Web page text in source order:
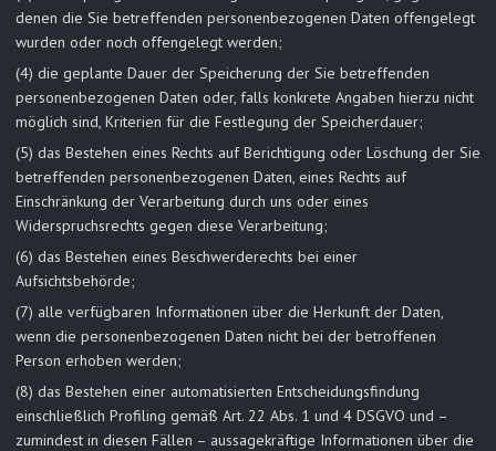
denen die Sie betreffenden personenbezogenen Daten offengelegt
wurden oder noch offengelegt werden;
(4) die geplante Dauer der Speicherung der Sie betreffenden
personenbezogenen Daten oder, falls konkrete Angaben hierzu nicht
möglich sind, Kriterien für die Festlegung der Speicherdauer;
(5) das Bestehen eines Rechts auf Berichtigung oder Löschung der Sie
betreffenden personenbezogenen Daten, eines Rechts auf
Einschränkung der Verarbeitung durch uns oder eines
Widerspruchsrechts gegen diese Verarbeitung;
(6) das Bestehen eines Beschwerderechts bei einer
Aufsichtsbehörde;
(7) alle verfügbaren Informationen über die Herkunft der Daten,
wenn die personenbezogenen Daten nicht bei der betroffenen
Person erhoben werden;
(8) das Bestehen einer automatisierten Entscheidungsfindung
einschließlich Profiling gemäß Art. 22 Abs. 1 und 4 DSGVO und –
zumindest in diesen Fällen – aussagekräftige Informationen über die